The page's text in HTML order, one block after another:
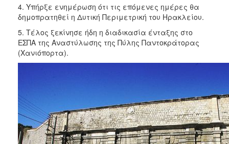
4. Υπήρξε ενημέρωση ότι τις επόμενες ημέρες θα
δημοπρατηθεί η Δυτική Περιμετρική του Ηρακλείου.
5. Τέλος ξεκίνησε ήδη η διαδικασία ένταξης στο
ΕΣΠΑ της Αναστύλωσης της Πύλης Παντοκράτορας
(Χανιόπορτα).